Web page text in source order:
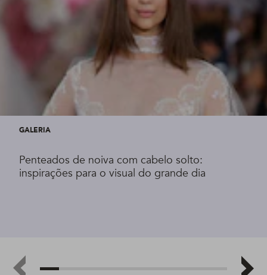
GALERIA
Penteados de noiva com cabelo solto:
inspirações para o visual do grande dia